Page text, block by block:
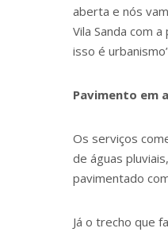
aberta e nós
Vila Sanda com
isso é
Pavimento em
Os serviços
de águas
pavimentado
Já o trecho que